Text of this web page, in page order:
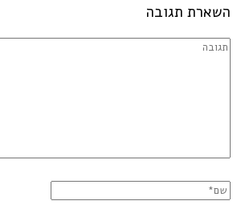
השארת תגובה